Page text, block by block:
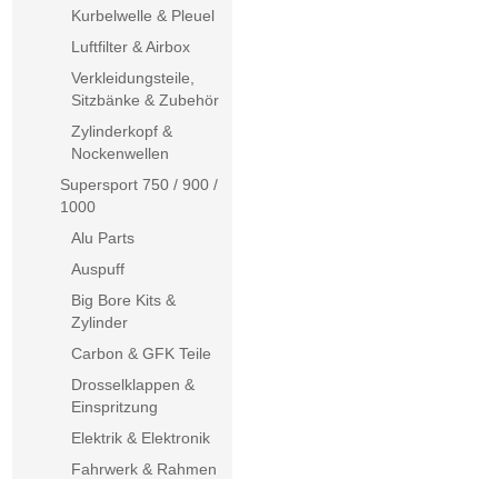
Kurbelwelle & Pleuel
Luftfilter & Airbox
Verkleidungsteile,
Sitzbänke & Zubehör
Zylinderkopf &
Nockenwellen
Supersport 750 / 900 /
1000
Alu Parts
Auspuff
Big Bore Kits &
Zylinder
Carbon & GFK Teile
Drosselklappen &
Einspritzung
Elektrik & Elektronik
Fahrwerk & Rahmen